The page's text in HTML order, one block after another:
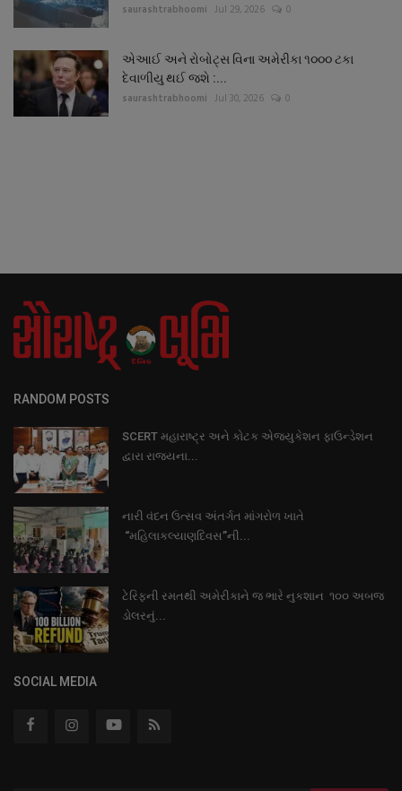
saurashtrabhoomi Jul 29, 2026 0
એઆઈ અને રોબોટ્સ વિના અમેરીકા ૧૦૦૦ ટકા
દેવાળીયુ થઈ જશે :...
saurashtrabhoomi Jul 30, 2026 0
RANDOM POSTS
SCERT મહારાષ્ટ્ર અને કોટક એજ્યુકેશન ફાઉન્ડેશન
દ્વારા રાજ્યના...
નારી વંદન ઉત્સવ અંતર્ગત માંગરોળ ખાતે
“મહિલાકલ્યાણદિવસ”ની...
ટેરિફની રમતથી અમેરીકાને જ ભારે નુકશાન ૧૦૦ અબજ
ડોલરનું...
SOCIAL MEDIA